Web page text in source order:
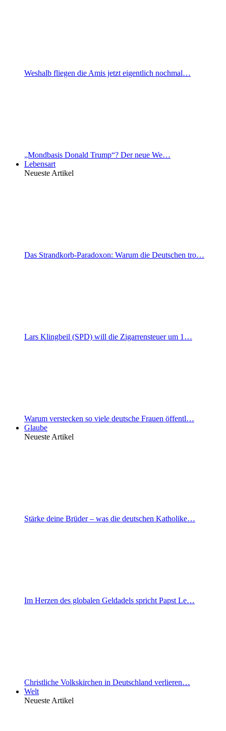
Weshalb fliegen die Amis jetzt eigentlich nochmal…
„Mondbasis Donald Trump“? Der neue We…
Lebensart
Neueste Artikel
Das Strandkorb-Paradoxon: Warum die Deutschen tro…
Lars Klingbeil (SPD) will die Zigarrensteuer um 1…
Warum verstecken so viele deutsche Frauen öffentl…
Glaube
Neueste Artikel
Stärke deine Brüder – was die deutschen Katholike…
Im Herzen des globalen Geldadels spricht Papst Le…
Christliche Volkskirchen in Deutschland verlieren…
Welt
Neueste Artikel